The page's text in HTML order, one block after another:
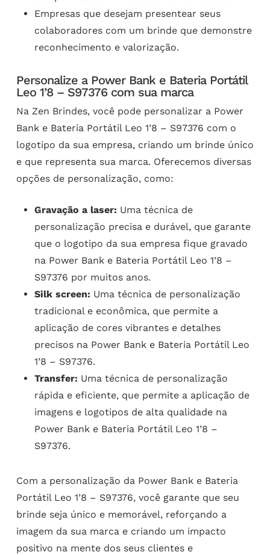
Empresas que desejam presentear seus
colaboradores com um brinde que demonstre
reconhecimento e valorização.
Personalize a Power Bank e Bateria Portátil
Leo 1’8 – S97376 com sua marca
Na Zen Brindes, você pode personalizar a Power
Bank e Bateria Portátil Leo 1’8 – S97376 com o
logotipo da sua empresa, criando um brinde único
e que representa sua marca. Oferecemos diversas
opções de personalização, como:
Gravação a laser: Uma técnica de
personalização precisa e durável, que garante
que o logotipo da sua empresa fique gravado
na Power Bank e Bateria Portátil Leo 1’8 –
S97376 por muitos anos.
Silk screen: Uma técnica de personalização
tradicional e econômica, que permite a
aplicação de cores vibrantes e detalhes
precisos na Power Bank e Bateria Portátil Leo
1’8 – S97376.
Transfer: Uma técnica de personalização
rápida e eficiente, que permite a aplicação de
imagens e logotipos de alta qualidade na
Power Bank e Bateria Portátil Leo 1’8 –
S97376.
Com a personalização da Power Bank e Bateria
Portátil Leo 1’8 – S97376, você garante que seu
brinde seja único e memorável, reforçando a
imagem da sua marca e criando um impacto
positivo na mente dos seus clientes e